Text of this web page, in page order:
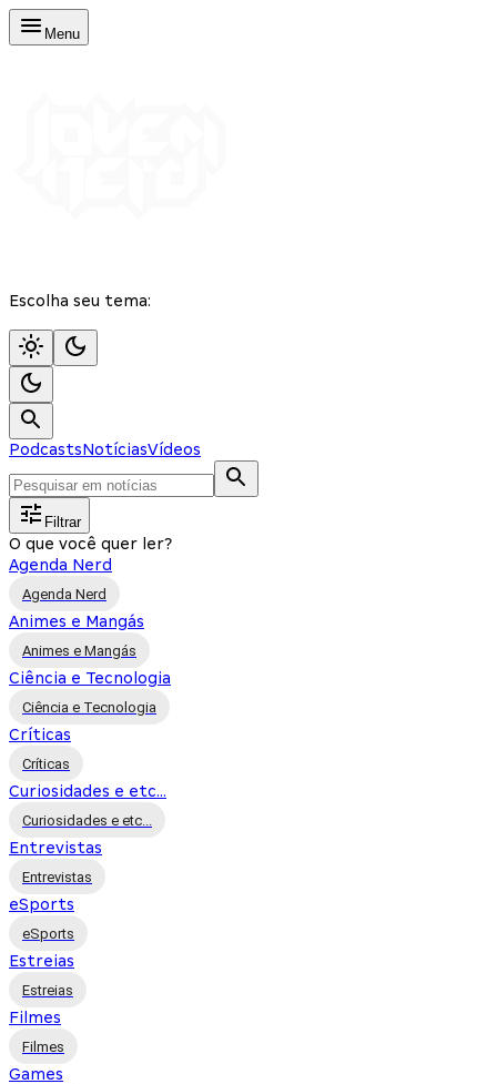
Menu
Escolha seu tema:
PodcastsNotíciasVídeos
Filtrar
O que você quer ler?
Agenda Nerd
Agenda Nerd
Animes e Mangás
Animes e Mangás
Ciência e Tecnologia
Ciência e Tecnologia
Críticas
Críticas
Curiosidades e etc...
Curiosidades e etc...
Entrevistas
Entrevistas
eSports
eSports
Estreias
Estreias
Filmes
Filmes
Games